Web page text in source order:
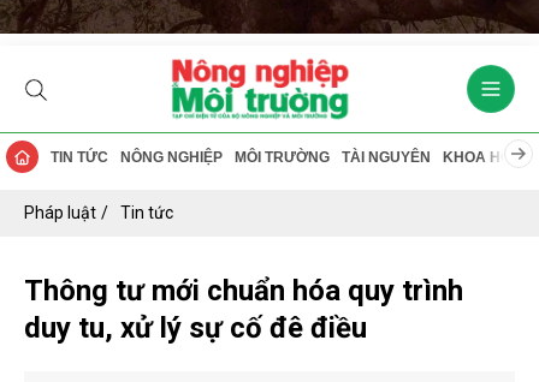
TIN TỨC NÔNG NGHIỆP MÔI TRƯỜNG TÀI NGUYÊN KHOA HỌC
Pháp luật Tin tức
Thông tư mới chuẩn hóa quy trình
duy tu, xử lý sự cố đê điều